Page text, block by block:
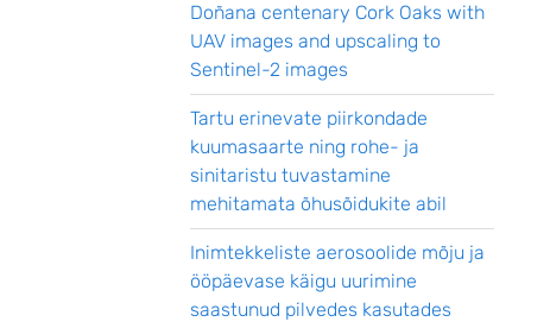
Doñana centenary Cork Oaks with
UAV images and upscaling to
Sentinel-2 images
Tartu erinevate piirkondade
kuumasaarte ning rohe- ja
sinitaristu tuvastamine
mehitamata õhusõidukite abil
Inimtekkeliste aerosoolide mõju ja
ööpäevase käigu uurimine
saastunud pilvedes kasutades